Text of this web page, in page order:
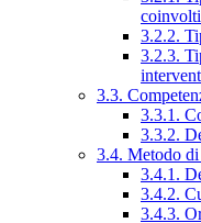
3.2.2.
3.2.3.
3.3.
3.3.1.
3.3.2.
3.4. Metodo
3.4.1.
3.4.2.
3.4.3.